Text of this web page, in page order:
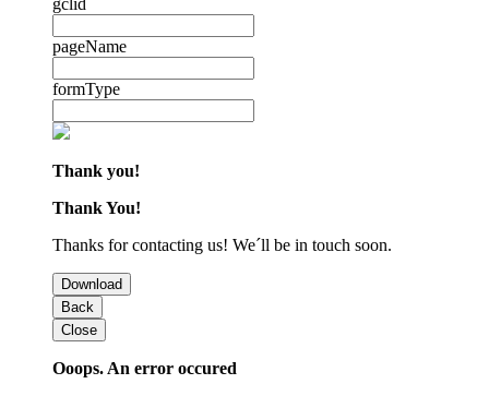
gclid
pageName
formType
Thank you!
Thank You!
Thanks for contacting us! We´ll be in touch soon.
Download
Back
Close
Ooops. An error occured